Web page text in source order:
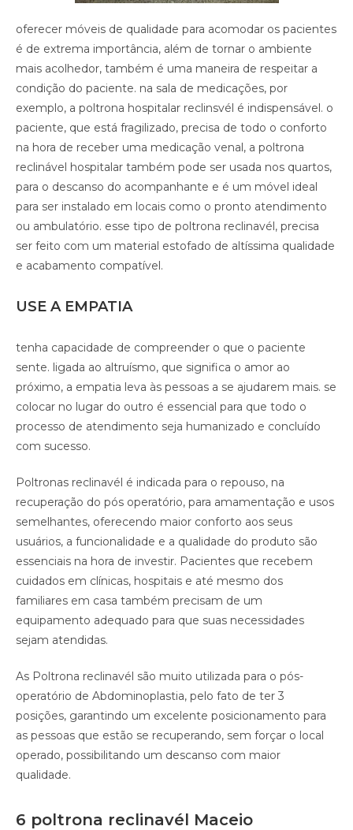
oferecer móveis de qualidade para acomodar os pacientes
é de extrema importância, além de tornar o ambiente
mais acolhedor, também é uma maneira de respeitar a
condição do paciente. na sala de medicações, por
exemplo, a poltrona hospitalar reclinsvél é indispensável. o
paciente, que está fragilizado, precisa de todo o conforto
na hora de receber uma medicação venal, a poltrona
reclinável hospitalar também pode ser usada nos quartos,
para o descanso do acompanhante e é um móvel ideal
para ser instalado em locais como o pronto atendimento
ou ambulatório. esse tipo de poltrona reclinavél, precisa
ser feito com um material estofado de altíssima qualidade
e acabamento compatível.
USE A EMPATIA
tenha capacidade de compreender o que o paciente
sente. ligada ao altruísmo, que significa o amor ao
próximo, a empatia leva às pessoas a se ajudarem mais. se
colocar no lugar do outro é essencial para que todo o
processo de atendimento seja humanizado e concluído
com sucesso.
Poltronas reclinavél é indicada para o repouso, na
recuperação do pós operatório, para amamentação e usos
semelhantes, oferecendo maior conforto aos seus
usuários, a funcionalidade e a qualidade do produto são
essenciais na hora de investir. Pacientes que recebem
cuidados em clínicas, hospitais e até mesmo dos
familiares em casa também precisam de um
equipamento adequado para que suas necessidades
sejam atendidas. ⠀
As Poltrona reclinavél são muito utilizada para o pós-
operatório de Abdominoplastia, pelo fato de ter 3
posições, garantindo um excelente posicionamento para
as pessoas que estão se recuperando, sem forçar o local
operado, possibilitando um descanso com maior
qualidade.⠀
6 poltrona reclinavél Maceio